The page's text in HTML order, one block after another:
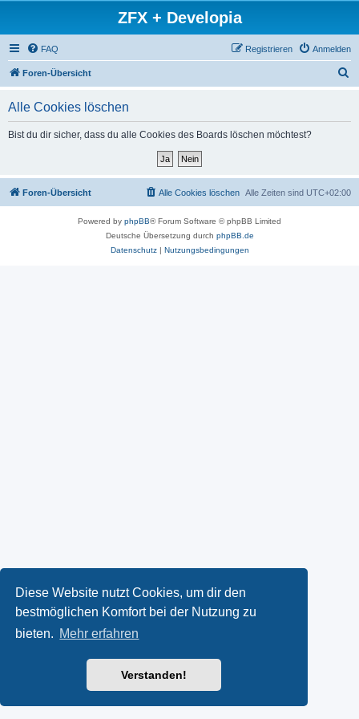
Diese Website nutzt Cookies, um dir den
bestmöglichen Komfort bei der Nutzung zu
bieten. Mehr erfahren
Verstanden!
ZFX + Developia
FAQ Anmelden
Registrieren
Foren-Übersicht
Alle Cookies löschen
Bist du dir sicher, dass du alle Cookies des Boards löschen möchtest?
Foren-Übersicht Alle Zeiten sind UTC+02:00
Alle Cookies löschen
Powered by phpBB® Forum Software © phpBB Limited
Deutsche Übersetzung durch phpBB.de
Datenschutz| Nutzungsbedingungen